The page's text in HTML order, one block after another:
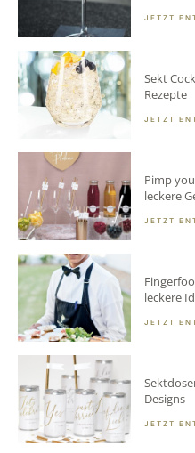
JETZT
Sekt
Rezepte
JETZT
Pimp
leckere
JETZT
leckere
JETZT
Designs
JETZT